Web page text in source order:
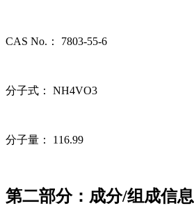
CAS No.： 7803-55-6
分子式： NH4VO3
分子量： 116.99
第二部分：成分/组成信息